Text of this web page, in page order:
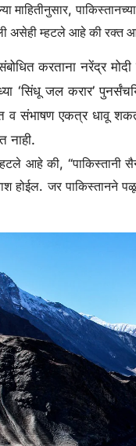
माहितीनुसार,
असेही म्हटले आहे की रक्त
करताना नरेंद्र
‘सिंधू जल करार’
संभाषण एकत्र धावू
नाही.
आहे की,
होईल. जर पाकिस्तानने